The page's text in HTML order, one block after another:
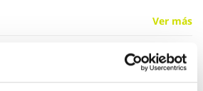
Ver más
31,40 €